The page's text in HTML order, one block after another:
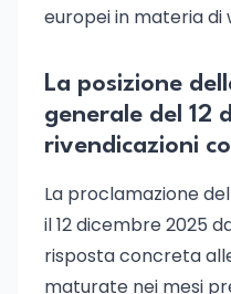
europei in materia di
La posizione
generale del 12
rivendicazioni
La proclamazione
il 12 dicembre 2025
risposta concreta
maturate nei mesi